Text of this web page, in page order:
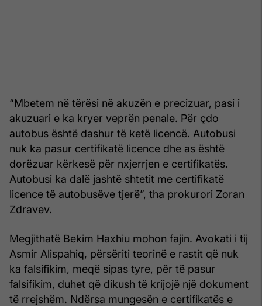
“Mbetem në tërësi në akuzën e precizuar, pasi i
akuzuari e ka kryer veprën penale. Për çdo
autobus është dashur të ketë licencë. Autobusi
nuk ka pasur certifikatë licence dhe as është
dorëzuar kërkesë për nxjerrjen e certifikatës.
Autobusi ka dalë jashtë shtetit me certifikatë
licence të autobusëve tjerë”, tha prokurori Zoran
Zdravev.
Megjithatë Bekim Haxhiu mohon fajin. Avokati i tij
Asmir Alispahiq, përsëriti teorinë e rastit që nuk
ka falsifikim, meqë sipas tyre, për të pasur
falsifikim, duhet që dikush të krijojë një dokument
të rrejshëm. Ndërsa mungesën e certifikatës e